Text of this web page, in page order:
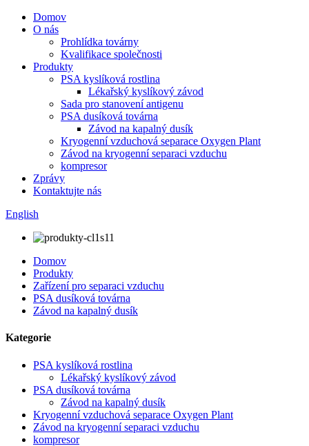
Domov
O nás
Prohlídka továrny
Kvalifikace společnosti
Produkty
PSA kyslíková rostlina
Lékařský kyslíkový závod
Sada pro stanovení antigenu
PSA dusíková továrna
Závod na kapalný dusík
Kryogenní vzduchová separace Oxygen Plant
Závod na kryogenní separaci vzduchu
kompresor
Zprávy
Kontaktujte nás
English
Domov
Produkty
Zařízení pro separaci vzduchu
PSA dusíková továrna
Závod na kapalný dusík
Kategorie
PSA kyslíková rostlina
Lékařský kyslíkový závod
PSA dusíková továrna
Závod na kapalný dusík
Kryogenní vzduchová separace Oxygen Plant
Závod na kryogenní separaci vzduchu
kompresor